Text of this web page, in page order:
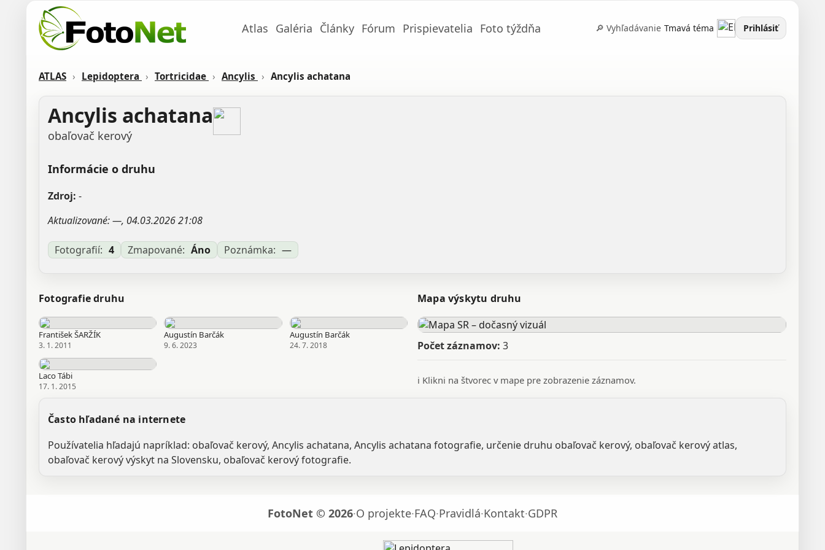
Atlas Galéria Články Fórum Prispievatelia Foto týždňa 🔎 Vyhľadávanie Tmavá téma Prihlásiť
ATLAS › Lepidoptera › Tortricidae › Ancylis › Ancylis achatana
Ancylis achatana
obaľovač kerový
Informácie o druhu
Zdroj: -
Aktualizované: —, 04.03.2026 21:08
Fotografií: 4 Zmapované: Áno Poznámka: —
Fotografie druhu
František ŠARŽÍK
3. 1. 2011
Augustín Barčák
9. 6. 2023
Augustín Barčák
24. 7. 2018
Laco Tábi
17. 1. 2015
Mapa výskytu druhu
Počet záznamov: 3
ℹ️ Klikni na štvorec v mape pre zobrazenie záznamov.
Často hľadané na internete
Používatelia hľadajú napríklad: obaľovač kerový, Ancylis achatana, Ancylis achatana fotografie, určenie druhu obaľovač kerový, obaľovač kerový atlas,
obaľovač kerový výskyt na Slovensku, obaľovač kerový fotografie.
FotoNet © 2026·O projekte·FAQ·Pravidlá·Kontakt·GDPR